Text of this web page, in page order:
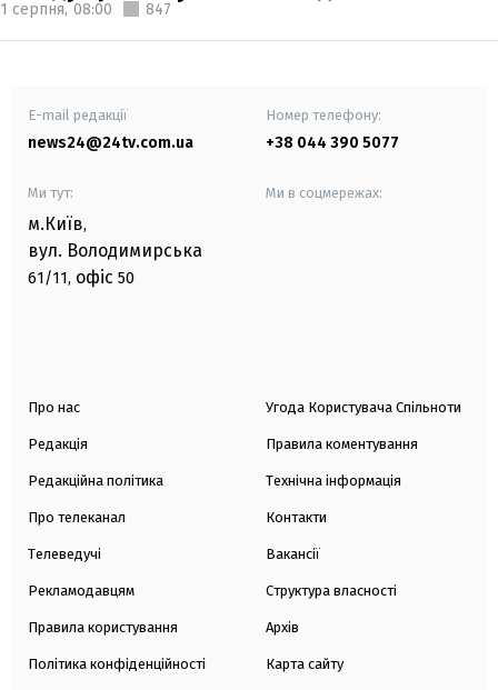
1 серпня, 08:00 847
E-mail редакції
news24@24tv.com.ua
Номер телефону:
+38 044 390 5077
Ми тут:
м.Київ,
вул. Володимирська
61/11, офіс 50
Ми в соцмережах:
Про нас
Редакція
Редакційна політика
Про телеканал
Телеведучі
Рекламодавцям
Правила користування
Політика конфіденційності
Угода Користувача Спільноти
Правила коментування
Технічна інформація
Контакти
Вакансії
Структура власності
Архів
Карта сайту